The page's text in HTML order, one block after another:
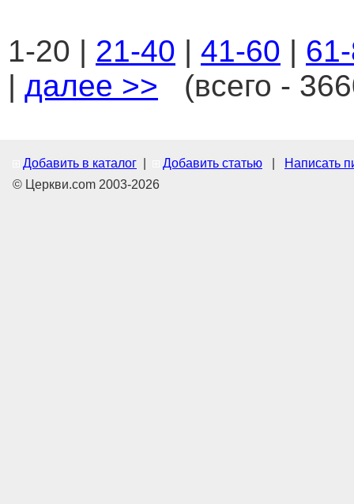
1-20 | 21-40 | 41-60 |
| далее >> (всего -
Добавить в каталог Добавить статью
Написать
© Церкви.com 2003-2026